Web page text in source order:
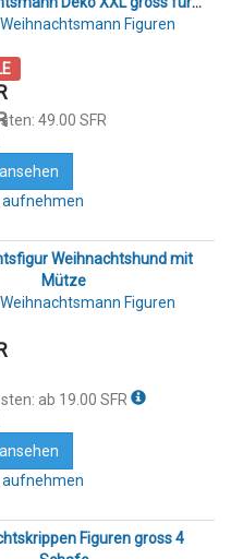
Aussen
Weihnachtsmann Figuren
49.00 SFR
aufnehmen
Weihnachtshund mit
Mütze
Weihnachtsmann Figuren
ab 19.00 SFR
aufnehmen
Figuren gross 4